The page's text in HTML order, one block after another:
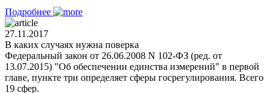
Подробнее
27.11.2017
В каких случаях нужна поверка
Федеральный закон от 26.06.2008 N 102-ФЗ (ред. от
13.07.2015) "Об обеспечении единства измерений" в первой
главе, пункте три определяет сферы госрегулирования. Всего
19 сфер.